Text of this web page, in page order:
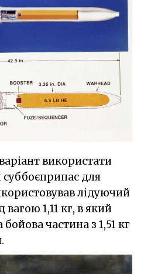
використати
суббоєприпас для
лідуючий
1,11 кг, в який
частина з 1,51 кг